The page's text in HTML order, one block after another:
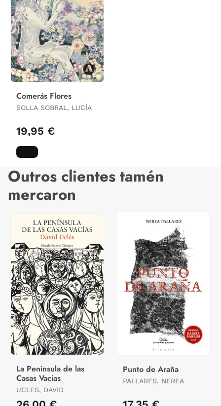
Comerás Flores
SOLLA SOBRAL, LUCÍA
19,95 €
Outros clientes tamén
mercaron
La Peninsula de las
Casas Vacias
UCLES, DAVID
Punto de Araña
PALLARES, NEREA